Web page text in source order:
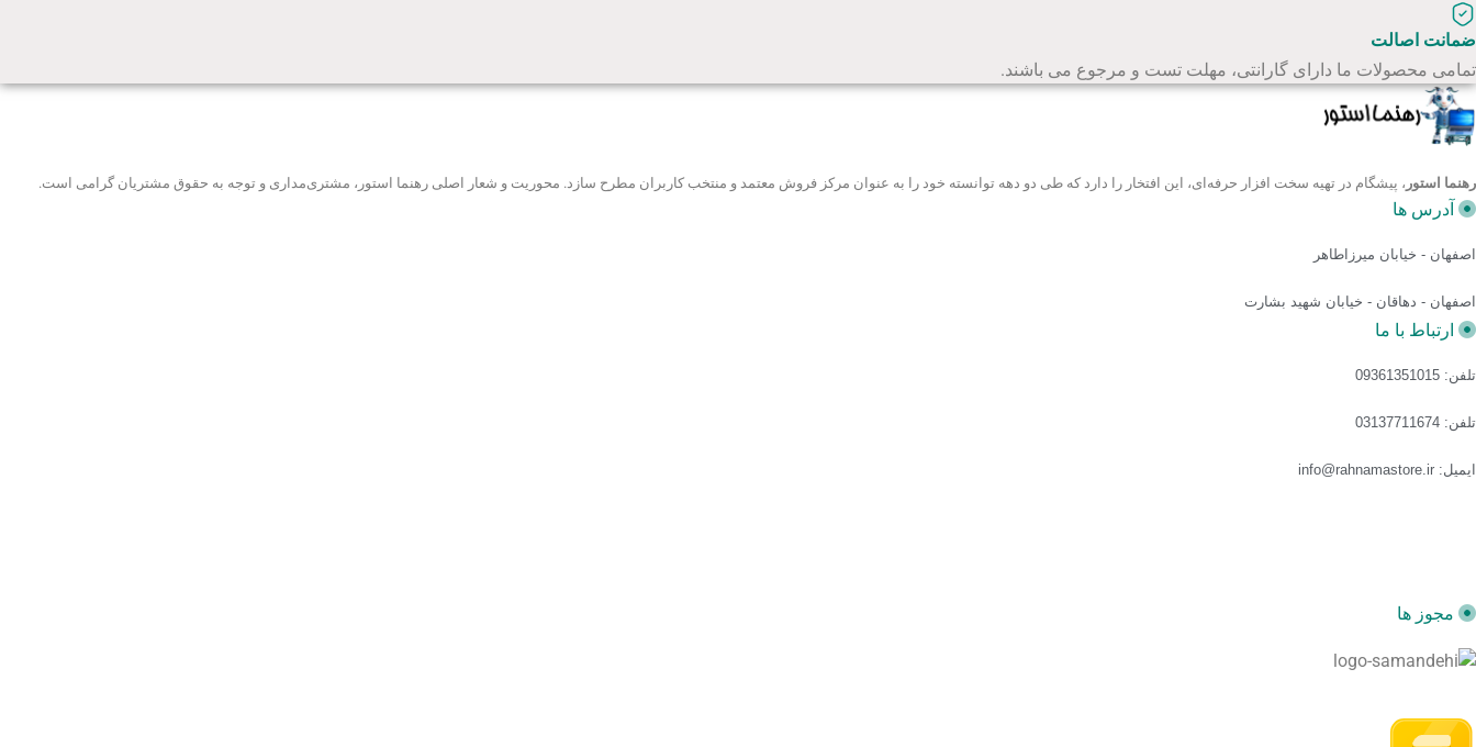
ضمانت اصالت
تمامی محصولات ما دارای گارانتی، مهلت تست و مرجوع می باشند.
رهنما استور ، پیشگام در تهیه سخت افزار حرفه‌ای، این افتخار را دارد که طی دو دهه توانسته خود را به عنوان مرکز فروش معتمد و منتخب کاربران مطرح سازد. محوریت و شعار اصلی رهنما استور، مشتری‌مداری و توجه به حقوق مشتریان گرامی است.
آدرس ها
اصفهان - خیابان میرزاطاهر
اصفهان - دهاقان - خیابان شهید بشارت
ارتباط با ما
تلفن: 09361351015
تلفن: 03137711674
ایمیل: info@rahnamastore.ir
مجوز ها